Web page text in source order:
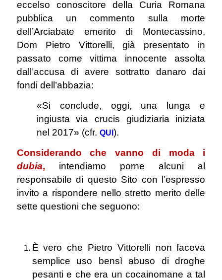
eccelso conoscitore della Curia Romana
pubblica un commento sulla morte
dell’Arciabate emerito di Montecassino,
Dom Pietro Vittorelli, già presentato in
passato come vittima innocente assolta
dall’accusa di avere sottratto danaro dai
fondi dell’abbazia:
«Si conclude, oggi, una lunga e
ingiusta via crucis giudiziaria iniziata
nel 2017» (cfr. QUI ).
Considerando che vanno di moda i
dubia, intendiamo porne alcuni al
responsabile di questo Sito con l’espresso
invito a rispondere nello stretto merito delle
sette questioni che seguono:
È vero che Pietro Vittorelli non faceva
semplice uso bensì abuso di droghe
pesanti e che era un cocainomane a tal